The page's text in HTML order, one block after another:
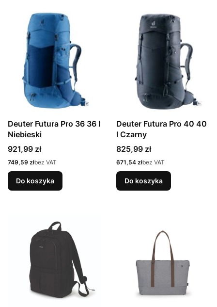
Deuter Futura Pro 36 36 l
Niebieski
Cena
921,99 zł
Cena
749,59 złbez VAT
Do koszyka
Deuter Futura Pro 40 40
l Czarny
Cena
825,99 zł
Cena
671,54 złbez VAT
Do koszyka